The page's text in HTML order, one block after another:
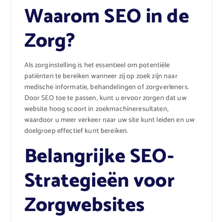
Waarom SEO in de
Zorg?
Als zorginstelling is het essentieel om potentiële
patiënten te bereiken wanneer zij op zoek zijn naar
medische informatie, behandelingen of zorgverleners.
Door SEO toe te passen, kunt u ervoor zorgen dat uw
website hoog scoort in zoekmachineresultaten,
waardoor u meer verkeer naar uw site kunt leiden en uw
doelgroep effectief kunt bereiken.
Belangrijke SEO-
Strategieën voor
Zorgwebsites